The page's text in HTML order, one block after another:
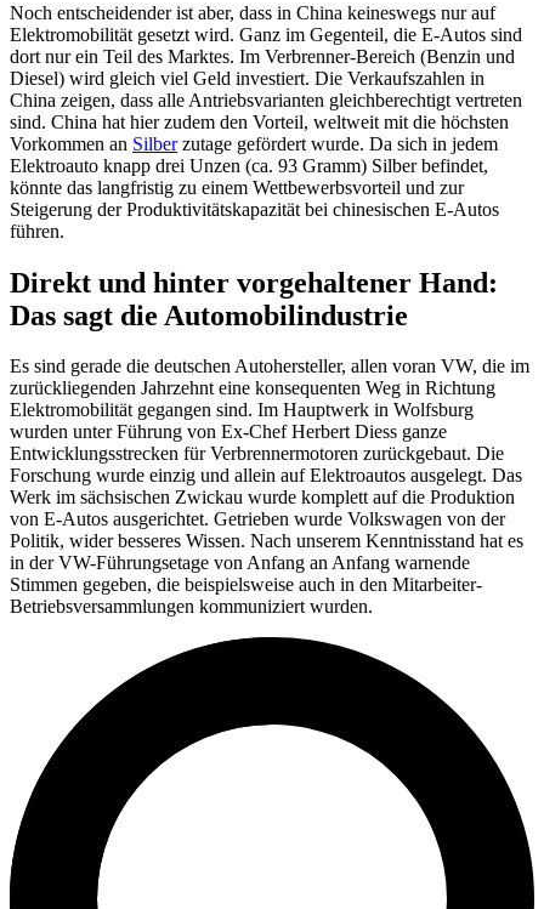
Noch entscheidender ist aber, dass in China keineswegs nur auf
Elektromobilität gesetzt wird. Ganz im Gegenteil, die E-Autos sind
dort nur ein Teil des Marktes. Im Verbrenner-Bereich (Benzin und
Diesel) wird gleich viel Geld investiert. Die Verkaufszahlen in
China zeigen, dass alle Antriebsvarianten gleichberechtigt vertreten
sind. China hat hier zudem den Vorteil, weltweit mit die höchsten
Vorkommen an Silberzutage gefördert wurde. Da sich in jedem
Elektroauto knapp drei Unzen (ca. 93 Gramm) Silber befindet,
könnte das langfristig zu einem Wettbewerbsvorteil und zur
Steigerung der Produktivitätskapazität bei chinesischen E-Autos
führen.
Direkt und hinter vorgehaltener Hand:
Das sagt die Automobilindustrie
Es sind gerade die deutschen Autohersteller, allen voran VW, die im
zurückliegenden Jahrzehnt eine konsequenten Weg in Richtung
Elektromobilität gegangen sind. Im Hauptwerk in Wolfsburg
wurden unter Führung von Ex-Chef Herbert Diess ganze
Entwicklungsstrecken für Verbrennermotoren zurückgebaut. Die
Forschung wurde einzig und allein auf Elektroautos ausgelegt. Das
Werk im sächsischen Zwickau wurde komplett auf die Produktion
von E-Autos ausgerichtet. Getrieben wurde Volkswagen von der
Politik, wider besseres Wissen. Nach unserem Kenntnisstand hat es
in der VW-Führungsetage von Anfang an Anfang warnende
Stimmen gegeben, die beispielsweise auch in den Mitarbeiter-
Betriebsversammlungen kommuniziert wurden.